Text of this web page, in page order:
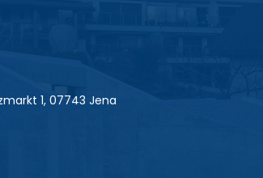
1, 07743 Jena